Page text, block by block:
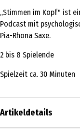
„Stimmen im Kopf" ist
Podcast mit
Pia-Rhona Saxe.
2 bis 8 Spielende
Spielzeit ca. 30 Minuten
Artikeldetails